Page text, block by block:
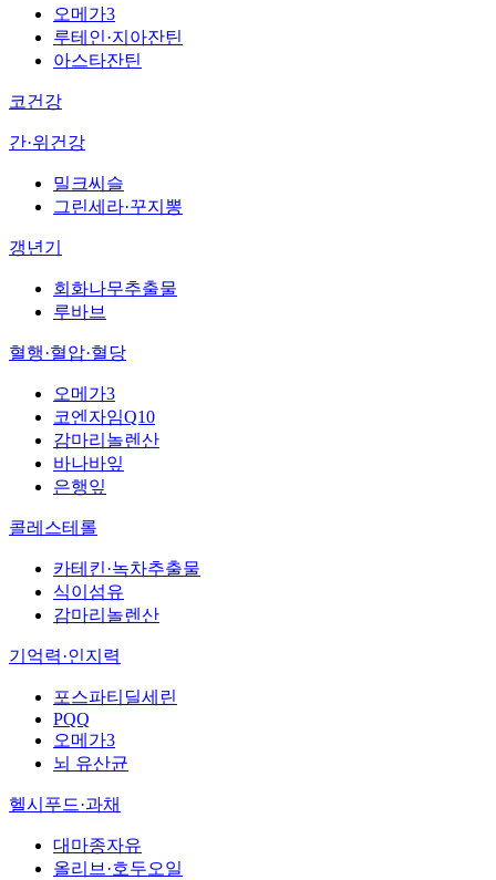
오메가3
루테인·지아잔틴
아스타잔틴
코건강
간·위건강
밀크씨슬
그린세라·꾸지뽕
갱년기
회화나무추출물
루바브
혈행·혈압·혈당
오메가3
코엔자임Q10
감마리놀렌산
바나바잎
은행잎
콜레스테롤
카테킨·녹차추출물
식이섬유
감마리놀렌산
기억력·인지력
포스파티딜세린
PQQ
오메가3
뇌 유산균
헬시푸드·과채
대마종자유
올리브·호두오일